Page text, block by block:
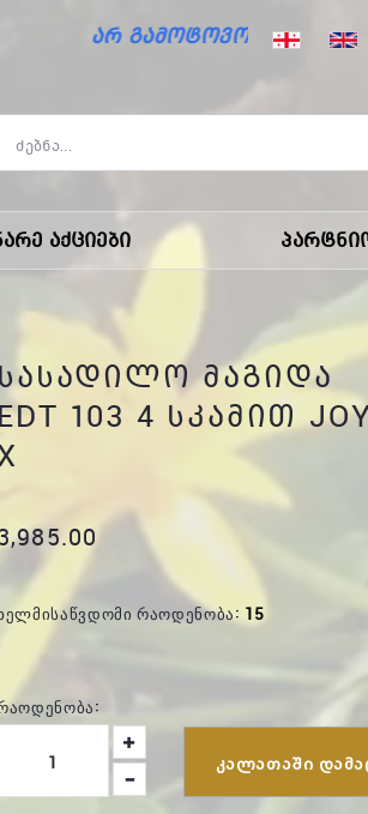
გამოტოვო საზაფხულო
Აქციები
ᲡᲐᲡᲐᲓᲘᲚᲝ ᲛᲐᲒᲘᲓᲐ
103 4 ᲡᲙᲐᲛᲘᲗ
ᲠᲐᲝᲓᲔᲜᲝᲑᲐ: 15
ᲙᲐᲚᲐᲗᲐᲨᲘ